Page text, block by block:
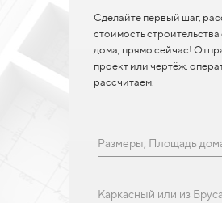
Сделайте первый шаг,
стоимость строительства
дома, прямо сейчас!
проект или чертёж,
рассчитаем.
Размеры, Площадь
Каркасный или из Бруса